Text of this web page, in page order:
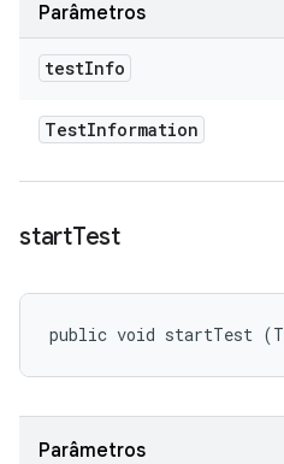
Parâmetros
testInfo
TestInformation
startTest
public void startTest
Parâmetros